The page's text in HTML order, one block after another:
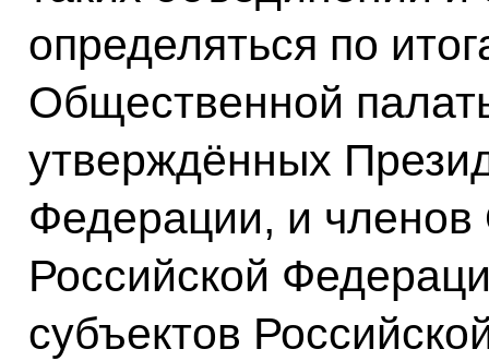
определяться по
Общественной
утверждённых
Федерации, и
Российской
субъектов